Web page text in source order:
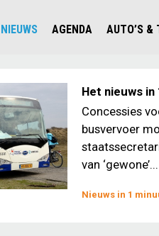
NIEUWS
CIJFERS EN STATISTIEKEN EV'S
AANMELDEN NIEUWSBRIEF
AGENDA
AUTO’S &
JOUW
Het nieuws
Concessies
busvervoer
van ‘gewone’...
Nieuws in 1